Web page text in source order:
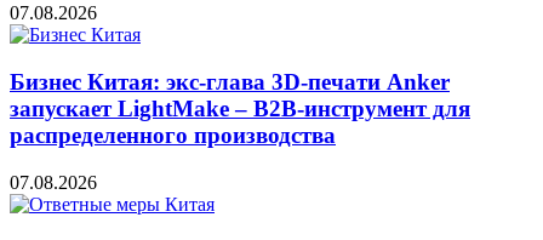
07.08.2026
Бизнес Китая: экс-глава 3D-печати Anker
запускает LightMake – B2B-инструмент для
распределенного производства
07.08.2026